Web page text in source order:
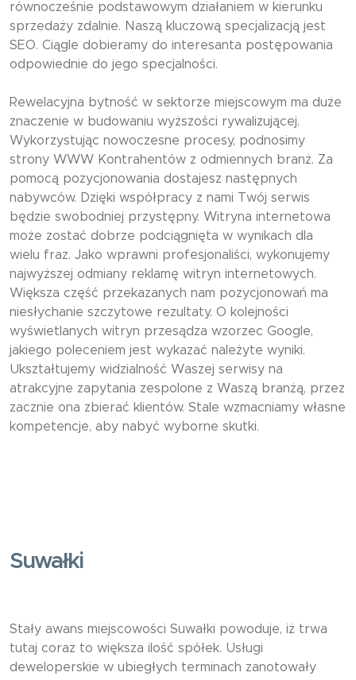
równocześnie podstawowym działaniem w kierunku
sprzedaży zdalnie. Naszą kluczową specjalizacją jest
SEO. Ciągle dobieramy do interesanta postępowania
odpowiednie do jego specjalności.
Rewelacyjna bytność w sektorze miejscowym ma duże
znaczenie w budowaniu wyższości rywalizującej.
Wykorzystując nowoczesne procesy, podnosimy
strony WWW Kontrahentów z odmiennych branż. Za
pomocą pozycjonowania dostajesz następnych
nabywców. Dzięki współpracy z nami Twój serwis
będzie swobodniej przystępny. Witryna internetowa
może zostać dobrze podciągnięta w wynikach dla
wielu fraz. Jako wprawni profesjonaliści, wykonujemy
najwyższej odmiany reklamę witryn internetowych.
Większa część przekazanych nam pozycjonowań ma
niesłychanie szczytowe rezultaty. O kolejności
wyświetlanych witryn przesądza wzorzec Google,
jakiego poleceniem jest wykazać należyte wyniki.
Ukształtujemy widzialność Waszej serwisy na
atrakcyjne zapytania zespolone z Waszą branżą, przez
zacznie ona zbierać klientów. Stale wzmacniamy własne
kompetencje, aby nabyć wyborne skutki.
Suwałki
Stały awans miejscowości Suwałki powoduje, iż trwa
tutaj coraz to większa ilość spółek. Usługi
deweloperskie w ubiegłych terminach zanotowały